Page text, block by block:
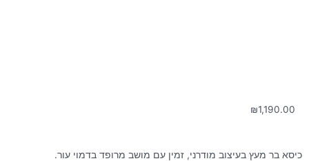
₪1,190.00
כיסא בר מעץ בעיצוב מודרני, זמין עם מושב מרופד בדמוי עור.